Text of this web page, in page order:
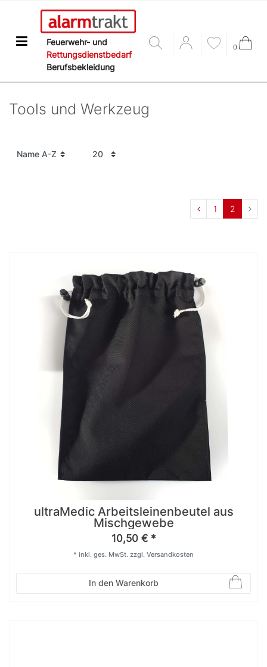
Feuerwehr- und
Rettungsdienstbedarf
Berufsbekleidung
0
Tools und Werkzeug
1 2
ultraMedic Arbeitsleinenbeutel aus
Mischgewebe
10,50 € *
In den Warenkorb
* inkl. ges. MwSt. zzgl. Versandkosten